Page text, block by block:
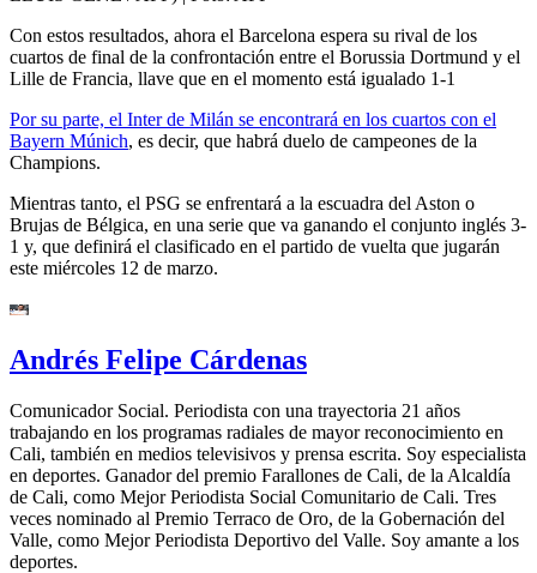
Con estos resultados, ahora el Barcelona espera su rival de los
cuartos de final de la confrontación entre el Borussia Dortmund y el
Lille de Francia, llave que en el momento está igualado 1-1
Por su parte, el Inter de Milán se encontrará en los cuartos con el
Bayern Múnich, es decir, que habrá duelo de campeones de la
Champions.
Mientras tanto, el PSG se enfrentará a la escuadra del Aston o
Brujas de Bélgica, en una serie que va ganando el conjunto inglés 3-
1 y, que definirá el clasificado en el partido de vuelta que jugarán
este miércoles 12 de marzo.
Andrés Felipe Cárdenas
Comunicador Social. Periodista con una trayectoria 21 años
trabajando en los programas radiales de mayor reconocimiento en
Cali, también en medios televisivos y prensa escrita. Soy especialista
en deportes. Ganador del premio Farallones de Cali, de la Alcaldía
de Cali, como Mejor Periodista Social Comunitario de Cali. Tres
veces nominado al Premio Terraco de Oro, de la Gobernación del
Valle, como Mejor Periodista Deportivo del Valle. Soy amante a los
deportes.